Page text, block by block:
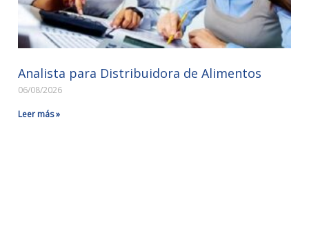
Analista para Distribuidora de Alimentos
06/08/2026
Leer más »